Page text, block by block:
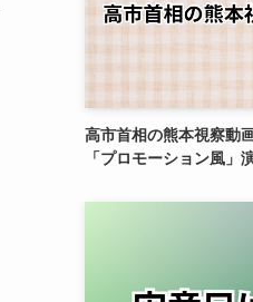
高市首相の熊本視察動
「プロモーション風」